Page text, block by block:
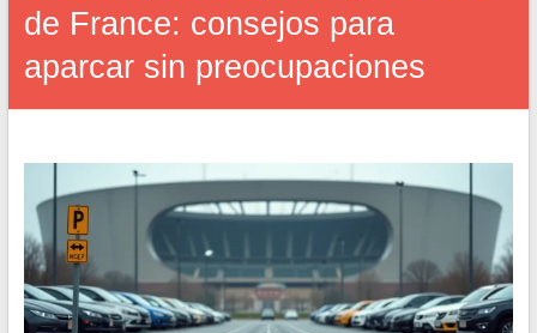
de France: consejos para
aparcar sin preocupaciones